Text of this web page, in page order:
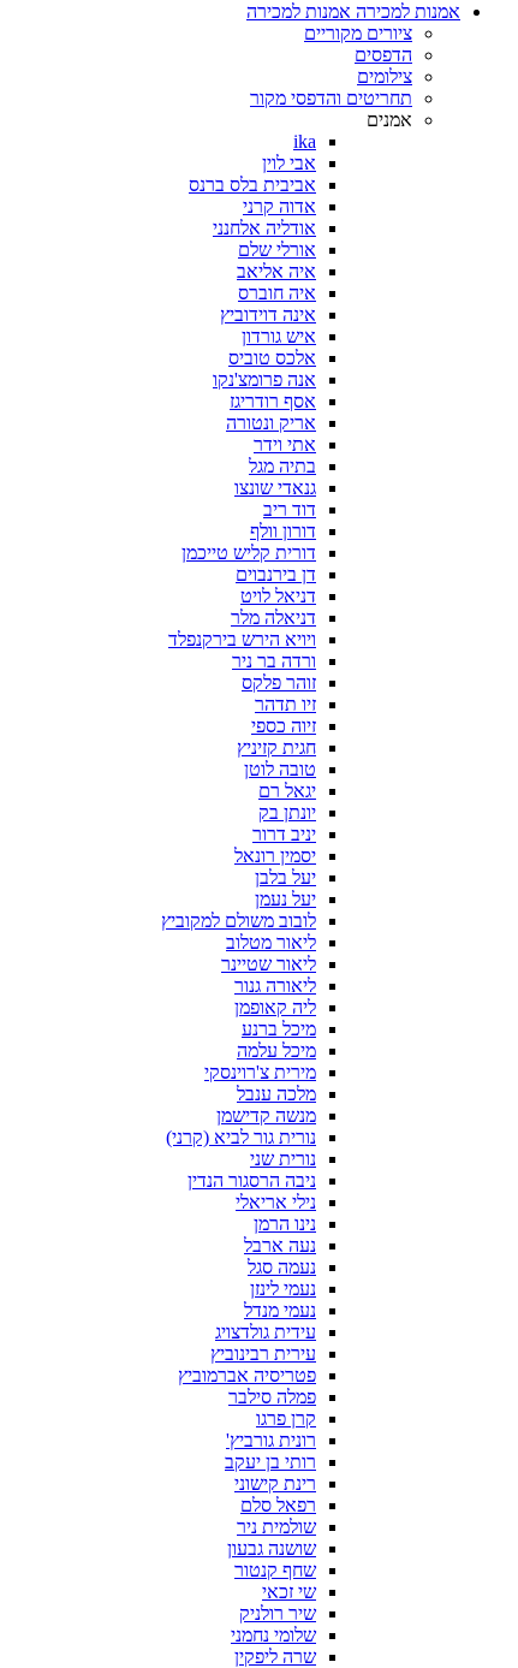
אמנות למכירה אמנות למכירה
ציורים מקוריים
הדפסים
צילומים
תחריטים והדפסי מקור
אמנים
ika
אבי לוין
אביבית בלס ברנס
אדוה קרני
אודליה אלחנני
אורלי שלם
איה אליאב
איה חוברס
אינה דוידוביץ
איש גורדון
אלכס טוביס
אנה פרומצ'נקו
אסף רודריגז
אריק ונטורה
אתי וידר
בתיה מגל
גנאדי שונצו
דוד ריב
דורון וולף
דורית קליש טייכמן
דן בירנבוים
דניאל לויט
דניאלה מלר
ויויא הירש בירקנפלד
ורדה בר ניר
זוהר פלקס
זיו תדהר
זיוה כספי
חגית קזיניץ
טובה לוטן
יגאל רם
יונתן בק
יניב דרור
יסמין רונאל
יעל בלבן
יעל נעמן
לובוב משולם למקוביץ
ליאור מטלוב
ליאור שטיינר
ליאורה גנור
ליה קאופמן
מיכל ברנע
מיכל עלמה
מירית צ'רוינסקי
מלכה ענבל
מנשה קדישמן
נורית גור לביא (קרני)
נורית שני
ניבה הרסגור הנדין
נילי אריאלי
נינו הרמן
נעה ארבל
נעמה סגל
נעמי לינזן
נעמי מנדל
עידית גולדצויג
עירית רבינוביץ
פטריסיה אברמוביץ
פמלה סילבר
קרן פרגו
רונית גורביץ'
רותי בן יעקב
רינת קישוני
רפאל סלם
שולמית ניר
שושנה גבעון
שחף קנטור
שי זכאי
שיר רולניק
שלומי נחמני
שרה ליפקין